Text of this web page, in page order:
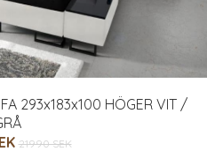
293x183x100 HÖGER VIT /
21990 SEK